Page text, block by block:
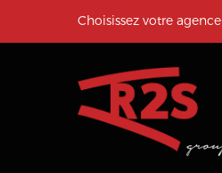
Choisissez votre agence